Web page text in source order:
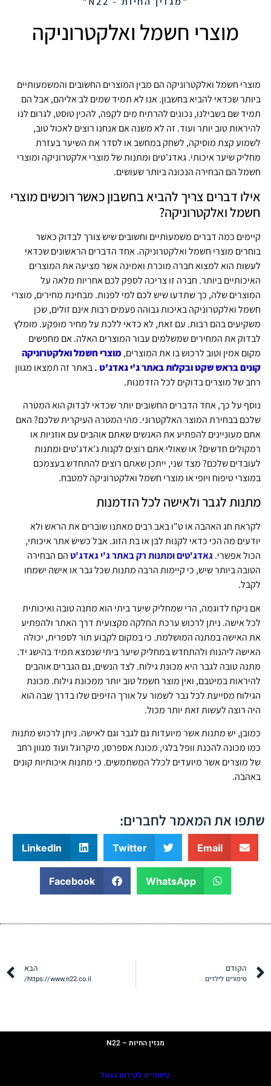
מוצרי חשמל ואלקטרוניקה
מוצרי חשמל ואלקטרוניקה הם מבין המוצרים החשובים והמשמעותיים
ביותר שכדאי להביא בחשבון. אנו לא תמיד שמים לב אליהם, אבל הם
תמיד שם בשבילנו, נכונים להרתיח מים לקפה, להכין טוסט, לגרום לנו
להיראות טוב יותר ועוד. זה לא משנה אם אנחנו רוצים לאכול טוב,
לשמוע קצת מוסיקה, לשחק במחשב או לסדר את השיער בעזרת
מחליק שיער איכותי. גאדג'טים ומתנות של מוצרי אלקטרוניקה ומוצרי
חשמל הם הבחירה הנכונה ביותר שעושים.
אילו דברים צריך להביא בחשבון כאשר רוכשים מוצרי
חשמל ואלקטרוניקה?
קיימים כמה דברים משמעותיים וחשובים שיש צורך לבדוק כאשר
בוחרים מוצרי חשמל ואלקטרוניקה. אחד הדברים הראשונים שכדאי
לעשות הוא למצוא חברה מוכרת ואמינה אשר מציעה את המוצרים
האיכותיים ביותר. חברה זו צריכה לספק לכם אחריות מלאה על
המוצרים שלה, כך שתדעו שיש לכם למי לפנות. מבחינת מחירים, מוצרי
חשמל ואלקטרוניקה באיכות גבוהה פעמים רבות אינם זולים, שכן
משקיעים בהם רבות. עם זאת, לא כדאי ללכת על מחיר מופקע. מומלץ
לבדוק את המחירים שמשלמים עבור המוצרים האלה. אם מחפשים
מקום אמין וטוב לרכוש בו את המוצרים, מוצרי חשמל ואלקטרוניקה
קונים בראש שקט ובקלות באתר ג'י גאדג'ט.באתר זה תמצאו מגוון
רחב של מוצרים בדוקים לכל הזדמנות.
נוסף על כך, אחד הדברים החשובים יותר שכדאי לבדוק הוא המטרה
שלכם בבחירת המוצר האלקטרוני. מהי המטרה העיקרית שלכם? האם
אתם מעוניינים להפתיע את האנשים שאתם אוהבים עם אוזניות או
רמקולים חדשים? או שאולי אתם רוצים לקנות ג'אדג'טים ומתנות
לעובדים שלכם? מצד שני, ייתכן שאתם רוצים להתחדש בעצמכם
במוצרי טיפוח ויופי או מוצרי חשמל ואלקטרוניקה למטבח.
מתנות לגבר ולאישה לכל הזדמנות
לקראת חג האהבה או ט"ו באב רבים מאתנו שוברים את הראש ולא
יודעים מה הכי כדאי לקנות לבן או בת הזוג. אבל כשיש אתר איכותי,
הכול אפשרי. גאדג'טים ומתנות רק באתר ג'י גאדג'טהם הבחירה
הטובה ביותר שיש, כי קיימות הרבה מתנות שכל גבר או אישה ישמחו
לקבל.
אם ניקח לדוגמה, הרי שמחליק שיער ביתי הוא מתנה טובה ואיכותית
לכל אישה. ניתן לרכוש ערכת החלקה מקצועית דרך האתר ולהפתיע
את האישה במתנה המושלמת. כי במקום לקבוע תור לספרית, יכולה
האישה ליהנות ולהתחדש במחליק שיער ביתי שנמצא תמיד בהישג יד.
מתנה טובה לגבר היא מכונת גילוח. לצד הנשים, גם הגברים אוהבים
להיראות במיטבם, ואין מוצר חשמל טוב יותר ממכונת גילוח. מכונת
הגילוח מסייעת לכל גבר לשמור על אורך הזיפים שלו בדרך שבה הוא
היה רוצה לעשות זאת יותר מכול.
כמובן, יש מתנות אשר מיועדות גם לגבר וגם לאישה. ניתן לרכוש מתנות
כמו מכונה להכנת וופל בלגי, מכונת אספרסו, מיקרוגל ועוד מגוון רחב
של מוצרים אשר מיועדים לכלל המשתמשים. כי מתנות איכותיות קונים
באהבה.
שתפו את המאמר לחברים:
Email
Twitter
LinkedIn
WhatsApp
Facebook
הקודם
סיפורים לילדים
הבא
https://www.n22.co.il/
מגזין החיות – N22
קישורים לקידום בגוגל